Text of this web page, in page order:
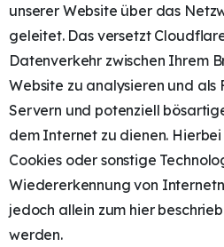
unserer Website über das
geleitet. Das versetzt
Datenverkehr zwischen Ihrem
Website zu analysieren und als
Servern und potenziell
dem Internet zu dienen.
Cookies oder sonstige
Wiedererkennung von
jedoch allein zum hier
werden.